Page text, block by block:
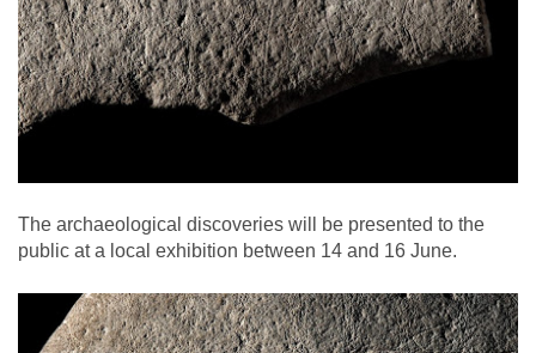
The archaeological discoveries will be presented to the
public at a local exhibition between 14 and 16 June.